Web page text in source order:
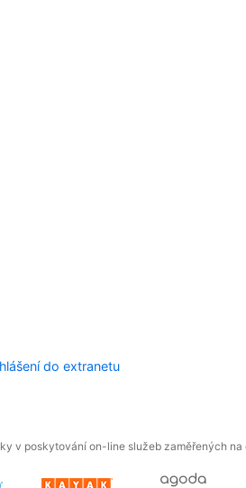
do extranetu
v poskytování on-line služeb zaměřených